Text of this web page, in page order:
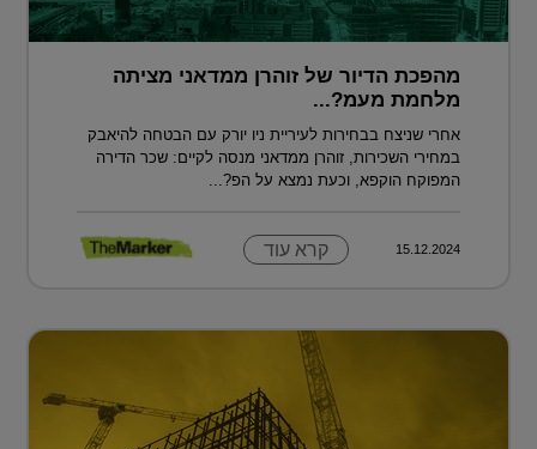
מהפכת הדיור של זוהרן ממדאני מציתה
מלחמת מעמ?...
אחרי שניצח בבחירות לעיריית ניו יורק עם הבטחה להיאבק
במחירי השכירות, זוהרן ממדאני מנסה לקיים: שכר הדירה
המפוקח הוקפא, וכעת נמצא על הפ?...
15.12.2024 קרא עוד